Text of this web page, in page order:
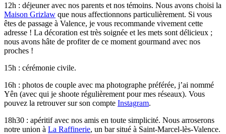
12h : déjeuner avec nos parents et nos témoins. Nous avons choisi la
Maison Grizlaw que nous affectionnons particulièrement. Si vous
êtes de passage à Valence, je vous recommande vivement cette
adresse ! La décoration est très soignée et les mets sont délicieux ;
nous avons hâte de profiter de ce moment gourmand avec nos
proches !
15h : cérémonie civile.
16h : photos de couple avec ma photographe préférée, j’ai nommé
Yên (avec qui je shoote régulièrement pour mes réseaux). Vous
pouvez la retrouver sur son compte Instagram.
18h30 : apéritif avec nos amis en toute simplicité. Nous arroserons
notre union à La Raffinerie, un bar situé à Saint-Marcel-lès-Valence.